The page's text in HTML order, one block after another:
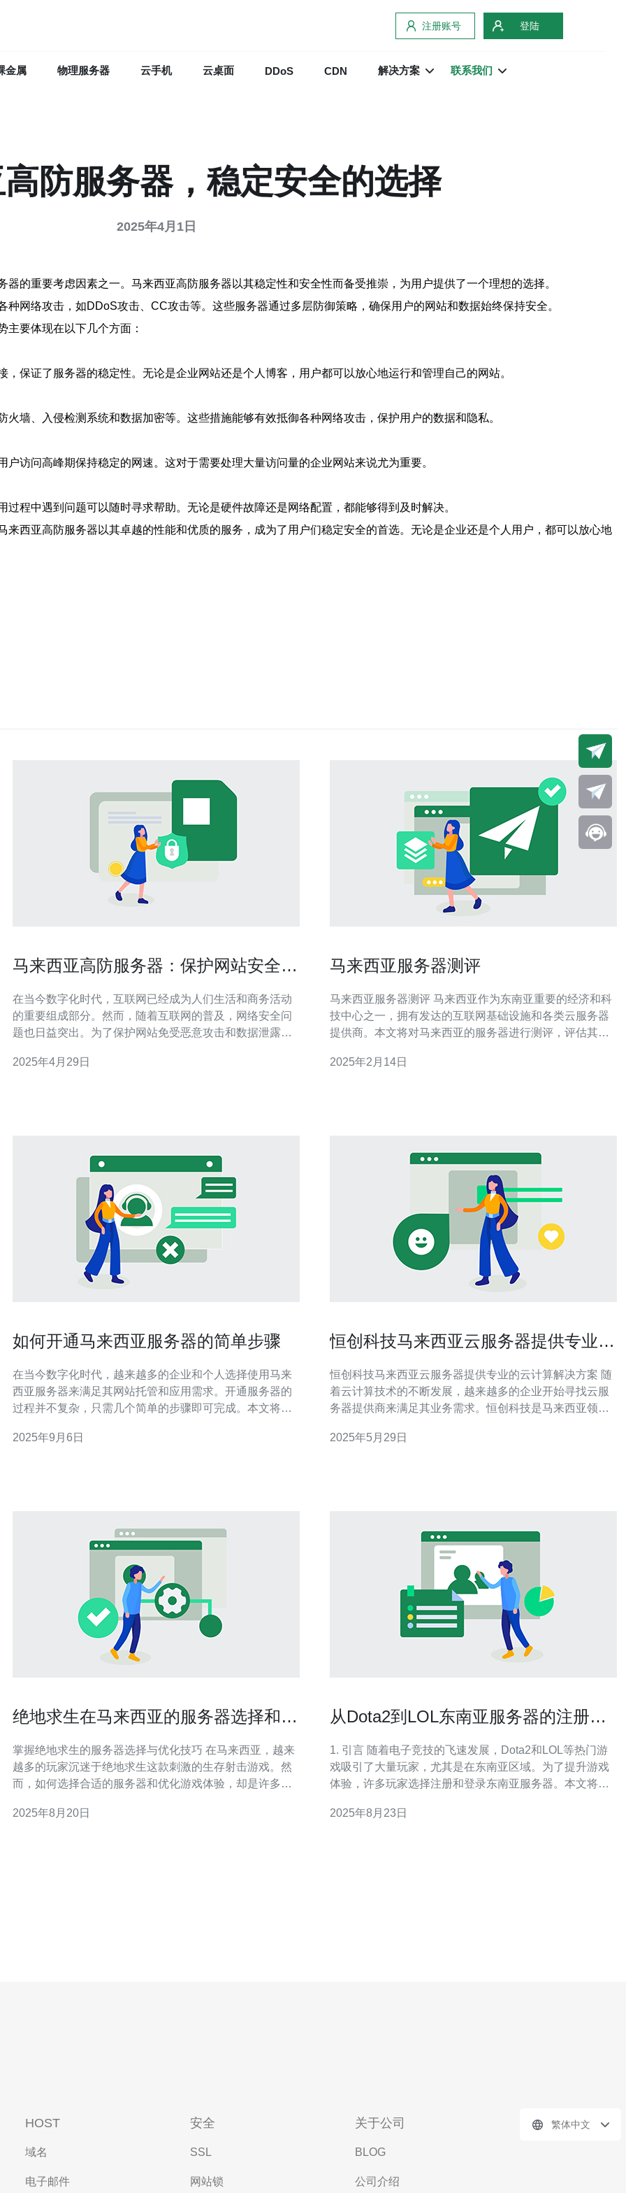
注册账号 登陆
金属 物理服务器 云手机 云桌面 DDoS CDN 解决方案 联系我们
防服务器，稳定安全的选择
2025年4月1日
的重要考虑因素之一。马来西亚高防服务器以其稳定性和安全性而备受推崇，为用户提供了一个理想的选择。
网络攻击，如DDoS攻击、CC攻击等。这些服务器通过多层防御策略，确保用户的网站和数据始终保持安全。
主要体现在以下几个方面：
保证了服务器的稳定性。无论是企业网站还是个人博客，用户都可以放心地运行和管理自己的网站。
墙、入侵检测系统和数据加密等。这些措施能够有效抵御各种网络攻击，保护用户的数据和隐私。
访问高峰期保持稳定的网速。这对于需要处理大量访问量的企业网站来说尤为重要。
程中遇到问题可以随时寻求帮助。无论是硬件故障还是网络配置，都能够得到及时解决。
西亚高防服务器以其卓越的性能和优质的服务，成为了用户们稳定安全的首选。无论是企业还是个人用户，都可以放心地
马来西亚高防服务器：保护网站安全的
在当今数字化时代，互联网已经成为人们生活和商务活动
的重要组成部分。然而，随着互联网的普及，网络安全问
题也日益突出。为了保护网站免受恶意攻击和数据泄露的
务器是一种具备强大防护能力的服务器，能够抵御各种
2025年4月29日
马来西亚服务器测评
马来西亚服务器测评 马来西亚作为东南亚重要的经济和科
技中心之一，拥有发达的互联网基础设施和各类云服务器
提供商。本文将对马来西亚的服务器进行测评，评估其性
云服务器提供商进行性能测试。测试包括网络速度、处理
2025年2月14日
如何开通马来西亚服务器的简单步骤
在当今数字化时代，越来越多的企业和个人选择使用马来
西亚服务器来满足其网站托管和应用需求。开通服务器的
过程并不复杂，只需几个简单的步骤即可完成。本文将为
商、注册账户、配置服务器及后续管理等方面的内容。 如
2025年9月6日
恒创科技马来西亚云服务器提供专业的
恒创科技马来西亚云服务器提供专业的云计算解决方案 随
着云计算技术的不断发展，越来越多的企业开始寻找云服
务器提供商来满足其业务需求。恒创科技是马来西亚领先
的云计算解决方案。 恒创科技拥有先进的云计算基础设
2025年5月29日
绝地求生在马来西亚的服务器选择和优
掌握绝地求生的服务器选择与优化技巧 在马来西亚，越来
越多的玩家沉迷于绝地求生这款刺激的生存射击游戏。然
而，如何选择合适的服务器和优化游戏体验，却是许多玩
更好地享受绝地求生的乐趣： 选择低延迟的服务器 - 服务
2025年8月20日
从Dota2到LOL东南亚服务器的注册与
1. 引言 随着电子竞技的飞速发展，Dota2和LOL等热门游
戏吸引了大量玩家，尤其是在东南亚区域。为了提升游戏
体验，许多玩家选择注册和登录东南亚服务器。本文将详
时涉及一些服务器和技术相关的知识。 2. 了解东南亚服务
2025年8月23日
HOST
域名
电子邮件
安全
SSL
网站锁
关于公司
BLOG
公司介绍
繁体中文